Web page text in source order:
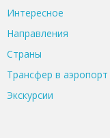
Интересное
Направления
Страны
Трансфер в аэропорт
Экскурсии